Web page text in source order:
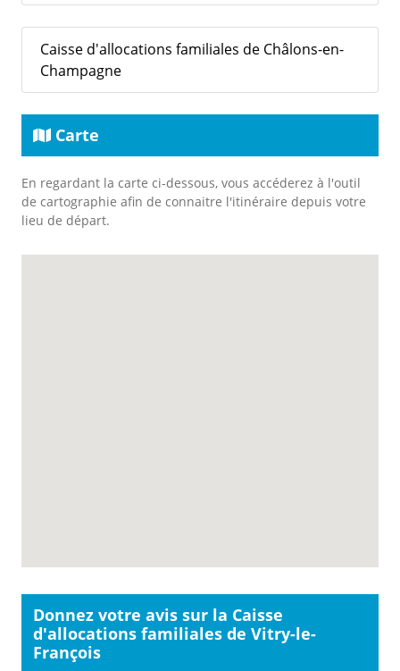
Caisse d'allocations familiales de Châlons-en-
Champagne
Carte
En regardant la carte ci-dessous, vous accéderez à l'outil
de cartographie afin de connaitre l'itinéraire depuis votre
lieu de départ.
Donnez votre avis sur la Caisse
d'allocations familiales de Vitry-le-
François